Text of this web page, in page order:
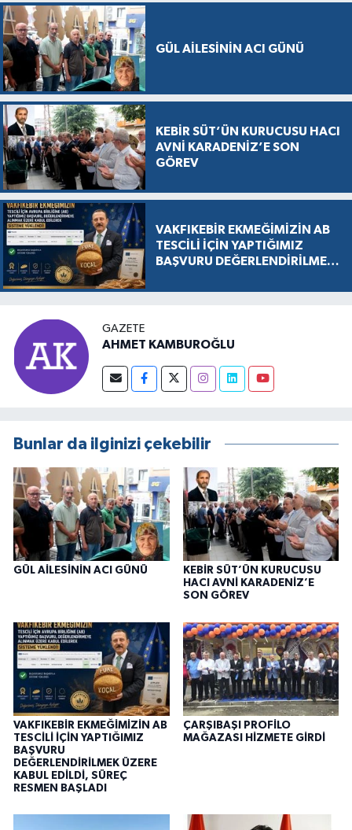
GÜL AİLESİNİN ACI GÜNÜ
KEBİR SÜT’ÜN KURUCUSU HACI
AVNİ KARADENİZ’E SON
GÖREV
VAKFIKEBİR EKMEĞİMİZİN AB
TESCİLİ İÇİN YAPTIĞIMIZ
BAŞVURU DEĞERLENDİRİLMEK
RESMEN BAŞLADI
GAZETE
AHMET KAMBUROĞLU
Bunlar da ilginizi çekebilir
GÜL AİLESİNİN ACI GÜNÜ
KEBİR SÜT’ÜN KURUCUSU
HACI AVNİ KARADENİZ’E
SON GÖREV
VAKFIKEBİR EKMEĞİMİZİN AB
TESCİLİ İÇİN YAPTIĞIMIZ
BAŞVURU
DEĞERLENDİRİLMEK ÜZERE
KABUL EDİLDİ, SÜREÇ
RESMEN BAŞLADI
ÇARŞIBAŞI PROFİLO
MAĞAZASI HİZMETE GİRDİ